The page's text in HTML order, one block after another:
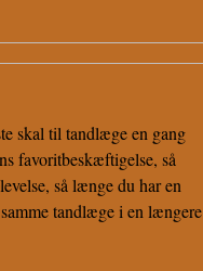
skal til tandlæge en gang
favoritbeskæftigelse, så
så længe du har en
tandlæge i en længere